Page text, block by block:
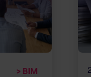
> BIM